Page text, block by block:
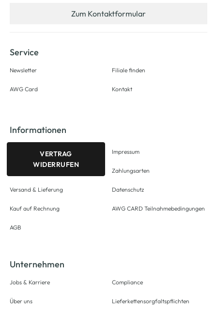
Zum Kontaktformular
Service
Newsletter
AWG Card
Filiale finden
Kontakt
Informationen
VERTRAG
WIDERRUFEN
Versand & Lieferung
Kauf auf Rechnung
AGB
Impressum
Zahlungsarten
Datenschutz
AWG CARD Teilnahmebedingungen
Unternehmen
Jobs & Karriere
Über uns
Compliance
Lieferkettensorgfaltspflichten